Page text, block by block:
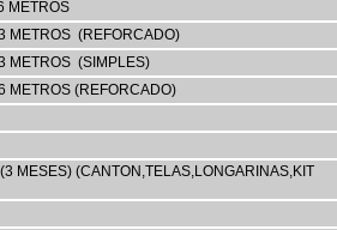
METROS
METROS (REFORCADO)
METROS (SIMPLES)
(REFORCADO)
MESES) (CANTON,TELAS,LONGARINAS,KIT